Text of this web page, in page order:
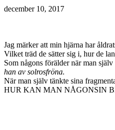
december 10, 2017
Jag märker att min hjärna har
Vilket träd de sätter sig i, hur de
Som någons förälder när man
han av solrosfröna.
När man själv tänkte sina
HUR KAN MAN NÅGONSIN